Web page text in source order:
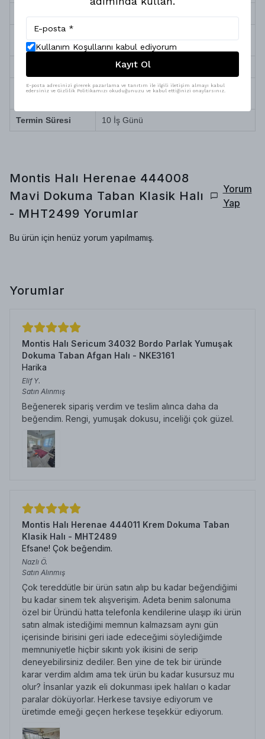
Robot Süpürge
Uyumu
Tam Uyumlu
Silinerek kolay temizlenir
Üretim Özelliği
Doğa dostu iplik, yüksek teknolojili özel
Termin Süresi 10 İş Günü
Montis Halı Herenae 444008
Mavi Dokuma Taban Klasik Halı
- MHT2499 Yorumlar
Yorum
Yap
Bu ürün için henüz yorum yapılmamış.
Yorumlar
Montis Halı Sericum 34032 Bordo Parlak Yumuşak
Dokuma Taban Afgan Halı - NKE3161
Harika
Elif Y.
Satın Alınmış
Beğenerek sipariş verdim ve teslim alınca daha da
beğendim. Rengi, yumuşak dokusu, inceliği çok güzel.
Montis Halı Herenae 444011 Krem Dokuma Taban
Klasik Halı - MHT2489
Efsane! Çok beğendim.
Nazlı Ö.
Satın Alınmış
Çok tereddütle bir ürün satın alıp bu kadar beğendiğimi
bu kadar sinem tek alışverişim. Adeta benim salonuma
özel bir Üründü hatta telefonla kendilerine ulaşıp iki ürün
satın almak istediğimi memnun kalmazsam aynı gün
içerisinde birisini geri iade edeceğimi söylediğimde
memnuniyetle hiçbir sıkıntı yok ikisini de serip
deneyebilirsiniz dediler. Ben yine de tek bir üründe
karar verdim aldım ama tek ürün bu kadar kusursuz mu
olur? İnsanlar yazık eli dokunması ipek halıları o kadar
paralar döküyorlar. Herkese tavsiye ediyorum ve
üretimde emeği geçen herkese teşekkür ediyorum.
Kullanım Koşullarını kabul ediyorum
Kayıt Ol
E-posta adresinizi girerek pazarlama ve tanıtım ile ilgili iletişim almayı kabul
edersiniz ve Gizlilik Politikamızı okuduğunuzu ve kabul ettiğinizi onaylarsınız.